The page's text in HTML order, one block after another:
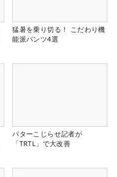
猛暑を乗り切る！ こだわり機
能派パンツ4選
パターこじらせ記者が
「TRTL」で大改善